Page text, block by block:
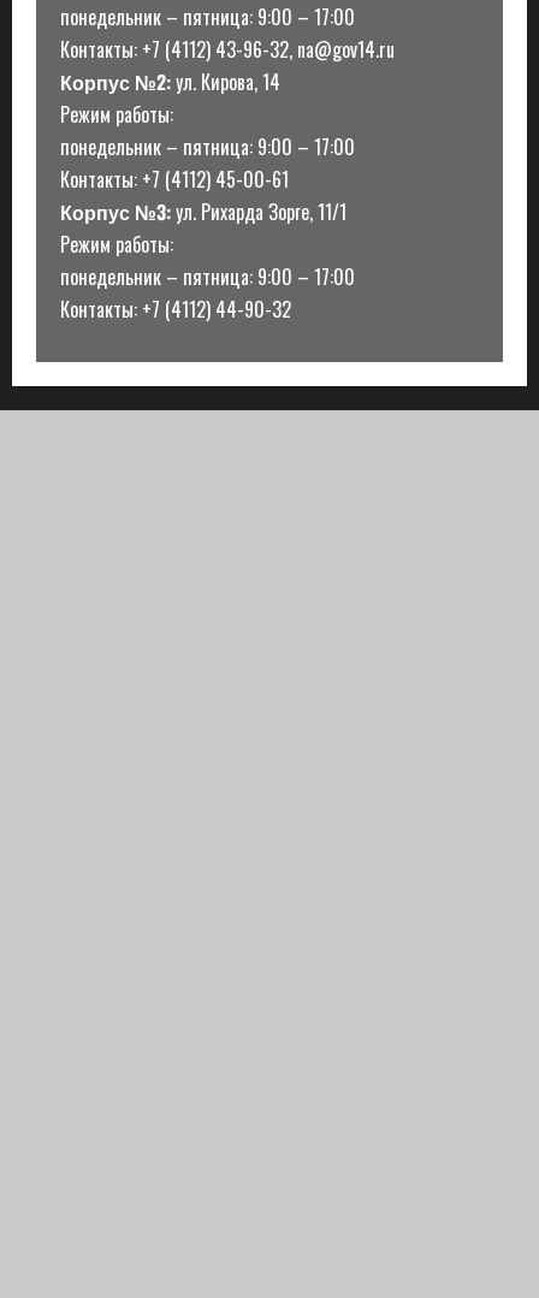
понедельник – пятница: 9:00 – 17:00
Контакты: +7 (4112) 43-96-32, na@gov14.ru
Корпус №2:ул. Кирова, 14
Режим работы:
понедельник – пятница: 9:00 – 17:00
Контакты: +7 (4112) 45-00-61
Корпус №3:ул. Рихарда Зорге, 11/1
Режим работы:
понедельник – пятница: 9:00 – 17:00
Контакты: +7 (4112) 44-90-32